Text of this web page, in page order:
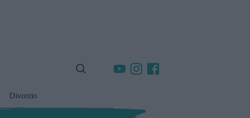
Divorzio